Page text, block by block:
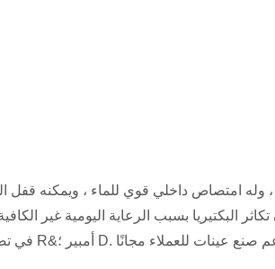
وله امتصاص داخلي قوي للماء ، ويمكنه قفل
تكاثر البكتيريا بسبب الرعاية اليومية